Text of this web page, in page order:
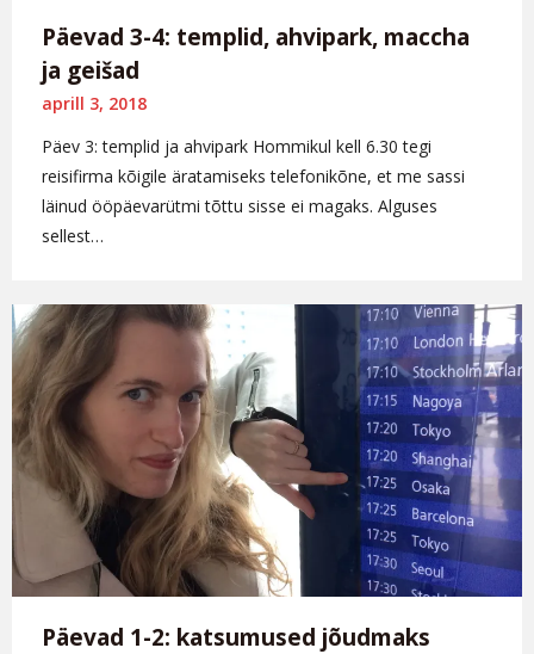
Päevad 3-4: templid, ahvipark, maccha
ja geišad
aprill 3, 2018
Päev 3: templid ja ahvipark Hommikul kell 6.30 tegi
reisifirma kõigile äratamiseks telefonikõne, et me sassi
läinud ööpäevarütmi tõttu sisse ei magaks. Alguses
sellest…
Päevad 1-2: katsumused jõudmaks